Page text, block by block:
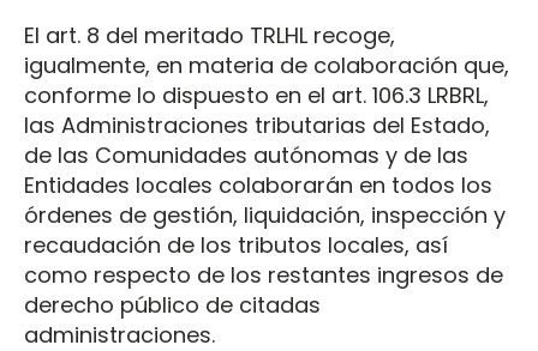
El art. 8 del meritado TRLHL recoge,
igualmente, en materia de colaboración que,
conforme lo dispuesto en el art. 106.3 LRBRL,
las Administraciones tributarias del Estado,
de las Comunidades autónomas y de las
Entidades locales colaborarán en todos los
órdenes de gestión, liquidación, inspección y
recaudación de los tributos locales, así
como respecto de los restantes ingresos de
derecho público de citadas
administraciones.